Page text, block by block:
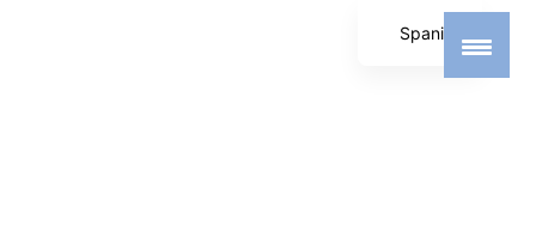
Spanish